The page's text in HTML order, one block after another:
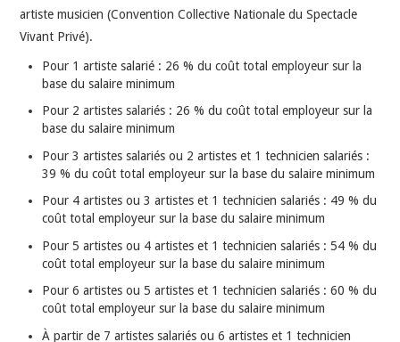
artiste musicien (Convention Collective Nationale du Spectacle
Vivant Privé).
Pour 1 artiste salarié : 26 % du coût total employeur sur la
base du salaire minimum
Pour 2 artistes salariés : 26 % du coût total employeur sur la
base du salaire minimum
Pour 3 artistes salariés ou 2 artistes et 1 technicien salariés :
39 % du coût total employeur sur la base du salaire minimum
Pour 4 artistes ou 3 artistes et 1 technicien salariés : 49 % du
coût total employeur sur la base du salaire minimum
Pour 5 artistes ou 4 artistes et 1 technicien salariés : 54 % du
coût total employeur sur la base du salaire minimum
Pour 6 artistes ou 5 artistes et 1 technicien salariés : 60 % du
coût total employeur sur la base du salaire minimum
À partir de 7 artistes salariés ou 6 artistes et 1 technicien